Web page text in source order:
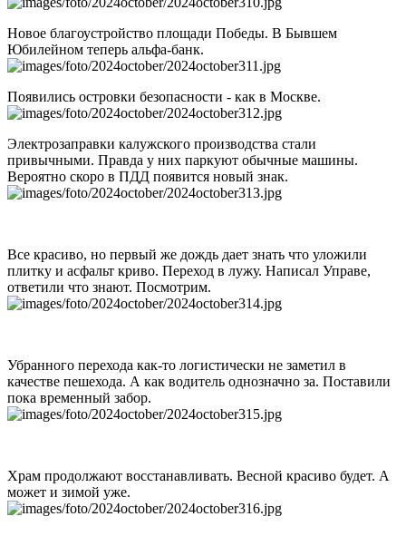
Новое благоустройство площади Победы. В Бывшем
Юбилейном теперь альфа-банк.
Появились островки безопасности - как в Москве.
Электрозаправки калужского производства стали
привычными. Правда у них паркуют обычные машины.
Вероятно скоро в ПДД появится новый знак.
Все красиво, но первый же дождь дает знать что уложили
плитку и асфальт криво. Переход в лужу. Написал Управе,
ответили что знают. Посмотрим.
Убранного перехода как-то логистически не заметил в
качестве пешехода. А как водитель однозначно за. Поставили
пока временный забор.
Храм продолжают восстанавливать. Весной красиво будет. А
может и зимой уже.